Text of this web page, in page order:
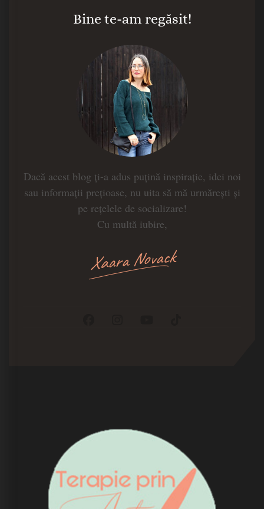
Bine te-am regăsit!
Dacă acest blog ți-a adus puțină inspirație, idei noi
sau informații prețioase, nu uita să mă urmărești și
pe rețelele de socializare!
Cu multă iubire,
Xaara Novack